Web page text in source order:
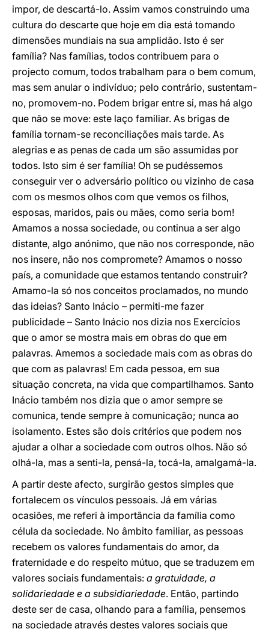
impor, de descartá-lo. Assim vamos construindo uma
cultura do descarte que hoje em dia está tomando
dimensões mundiais na sua amplidão. Isto é ser
família? Nas famílias, todos contribuem para o
projecto comum, todos trabalham para o bem comum,
mas sem anular o indivíduo; pelo contrário, sustentam-
no, promovem-no. Podem brigar entre si, mas há algo
que não se move: este laço familiar. As brigas de
família tornam-se reconciliações mais tarde. As
alegrias e as penas de cada um são assumidas por
todos. Isto sim é ser família! Oh se pudéssemos
conseguir ver o adversário político ou vizinho de casa
com os mesmos olhos com que vemos os filhos,
esposas, maridos, pais ou mães, como seria bom!
Amamos a nossa sociedade, ou continua a ser algo
distante, algo anónimo, que não nos corresponde, não
nos insere, não nos compromete? Amamos o nosso
país, a comunidade que estamos tentando construir?
Amamo-la só nos conceitos proclamados, no mundo
das ideias? Santo Inácio – permiti-me fazer
publicidade – Santo Inácio nos dizia nos Exercícios
que o amor se mostra mais em obras do que em
palavras. Amemos a sociedade mais com as obras do
que com as palavras! Em cada pessoa, em sua
situação concreta, na vida que compartilhamos. Santo
Inácio também nos dizia que o amor sempre se
comunica, tende sempre à comunicação; nunca ao
isolamento. Estes são dois critérios que podem nos
ajudar a olhar a sociedade com outros olhos. Não só
olhá-la, mas a senti-la, pensá-la, tocá-la, amalgamá-la.
A partir deste afecto, surgirão gestos simples que
fortalecem os vínculos pessoais. Já em várias
ocasiões, me referi à importância da família como
célula da sociedade. No âmbito familiar, as pessoas
recebem os valores fundamentais do amor, da
fraternidade e do respeito mútuo, que se traduzem em
valores sociais fundamentais: a gratuidade, a
solidariedade e a subsidiariedade. Então, partindo
deste ser de casa, olhando para a família, pensemos
na sociedade através destes valores sociais que